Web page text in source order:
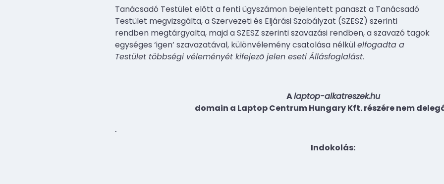
Tanácsadó Testület elõtt a fenti ügyszámon bejelentett panaszt a Tanácsadó
Testület megvizsgálta, a Szervezeti és Eljárási Szabályzat (SZESZ) szerinti
rendben megtárgyalta, majd a SZESZ szerinti szavazási rendben, a szavazó tagok
egységes ‘igen’ szavazatával, különvélemény csatolása nélkülelfogadta a
Testület többségi véleményét kifejezõ jelen eseti Állásfoglalást.
Alaptop-alkatreszek.hu
domain a Laptop Centrum Hungary Kft. részére nem
Indokolás: